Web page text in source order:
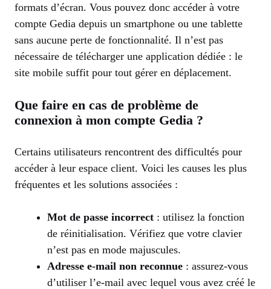
formats d’écran. Vous pouvez donc accéder à votre
compte Gedia depuis un smartphone ou une tablette
sans aucune perte de fonctionnalité. Il n’est pas
nécessaire de télécharger une application dédiée : le
site mobile suffit pour tout gérer en déplacement.
Que faire en cas de problème de
connexion à mon compte Gedia ?
Certains utilisateurs rencontrent des difficultés pour
accéder à leur espace client. Voici les causes les plus
fréquentes et les solutions associées :
Mot de passe incorrect : utilisez la fonction
de réinitialisation. Vérifiez que votre clavier
n’est pas en mode majuscules.
Adresse e-mail non reconnue : assurez-vous
d’utiliser l’e-mail avec lequel vous avez créé le